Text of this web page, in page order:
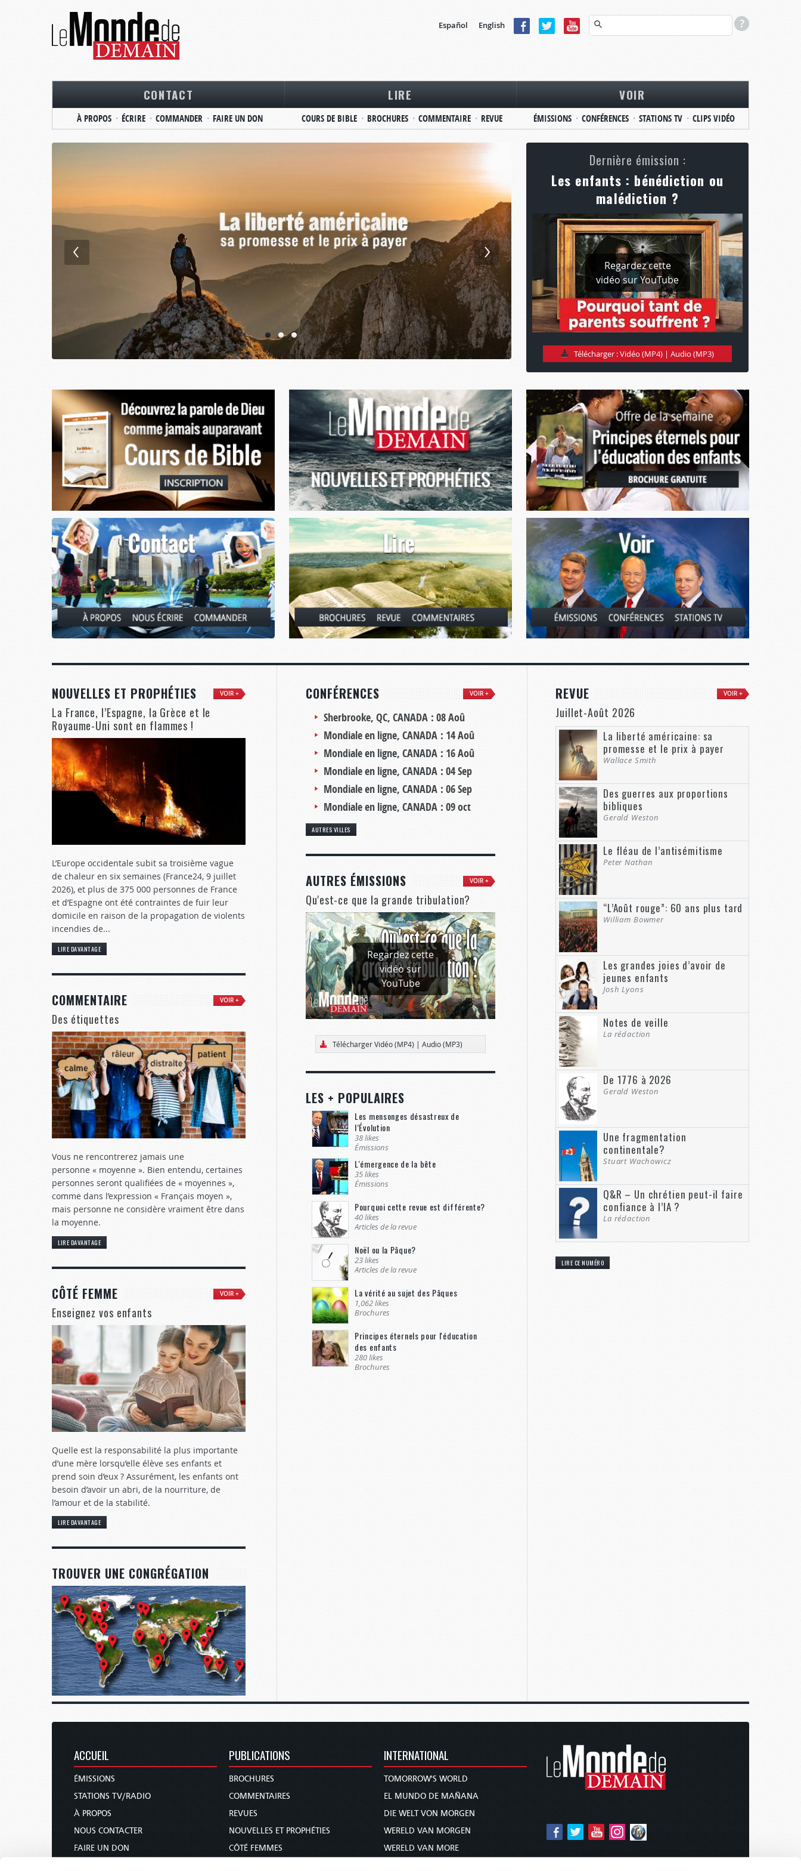
Español English
CONTACT
À PROPOS ÉCRIRE COMMANDER FAIRE UN DON
LIRE
COURS DE BIBLE BROCHURES COMMENTAIRE REVUE
VOIR
ÉMISSIONS CONFÉRENCES STATIONS TV CLIPS VIDÉO
Dernière émission :
Les enfants : bénédiction ou
malédiction ?
Regardez cette
vidéo sur YouTube
Télécharger :Vidéo (MP4) | Audio (MP3)
NOUVELLES ET PROPHÉTIES VOIR +
La France, l’Espagne, la Grèce et le
Royaume-Uni sont en flammes !
L’Europe occidentale subit sa troisième vague
de chaleur en six semaines (France24, 9 juillet
2026), et plus de 375 000 personnes de France
et d’Espagne ont été contraintes de fuir leur
domicile en raison de la propagation de violents
incendies de...
LIRE DAVANTAGE
COMMENTAIRE VOIR +
Des étiquettes
Vous ne rencontrerez jamais une
personne « moyenne ». Bien entendu, certaines
personnes seront qualifiées de « moyennes »,
comme dans l’expression « Français moyen »,
mais personne ne considère vraiment être dans
la moyenne.
LIRE DAVANTAGE
CÔTÉ FEMME VOIR +
Enseignez vos enfants
Quelle est la responsabilité la plus importante
d’une mère lorsqu’elle élève ses enfants et
prend soin d’eux ? Assurément, les enfants ont
besoin d’avoir un abri, de la nourriture, de
l’amour et de la stabilité.
LIRE DAVANTAGE
TROUVER UNE CONGRÉGATION
CONFÉRENCES VOIR +
Sherbrooke, QC, CANADA : 08 Aoû
Mondiale en ligne, CANADA : 14 Aoû
Mondiale en ligne, CANADA : 16 Aoû
Mondiale en ligne, CANADA : 04 Sep
Mondiale en ligne, CANADA : 06 Sep
Mondiale en ligne, CANADA : 09 oct
AUTRES VILLES
AUTRES ÉMISSIONS VOIR +
Qu'est-ce que la grande tribulation?
Regardez cette
vidéo sur
YouTube
Télécharger Vidéo (MP4) | Audio (MP3)
LES + POPULAIRES
Les mensonges désastreux de
l’Évolution
38 likes
Émissions
L'émergence de la bête
35 likes
Émissions
Pourquoi cette revue est différente?
40 likes
Articles de la revue
Noël ou la Pâque?
23 likes
Articles de la revue
La vérité au sujet des Pâques
1,062 likes
Brochures
Principes éternels pour l'éducation
des enfants
280 likes
Brochures
REVUE VOIR +
Juillet-Août 2026
La liberté américaine: sa
promesse et le prix à payer
Wallace Smith
Des guerres aux proportions
bibliques
Gerald Weston
Le fléau de l’antisémitisme
Peter Nathan
“L’Août rouge”: 60 ans plus tard
William Bowmer
Les grandes joies d’avoir de
jeunes enfants
Josh Lyons
Notes de veille
La rédaction
De 1776 à 2026
Gerald Weston
Une fragmentation
continentale?
Stuart Wachowicz
Q&R – Un chrétien peut-il faire
confiance à l’IA ?
La rédaction
LIRE CE NUMÉRO
ACCUEIL
ÉMISSIONS
STATIONS TV/RADIO
À PROPOS
NOUS CONTACTER
FAIRE UN DON
PUBLICATIONS
BROCHURES
COMMENTAIRES
REVUES
NOUVELLES ET PROPHÉTIES
CÔTÉ FEMMES
INTERNATIONAL
TOMORROW'S WORLD
EL MUNDO DE MAÑANA
DIE WELT VON MORGEN
WERELD VAN MORGEN
WERELD VAN MORE